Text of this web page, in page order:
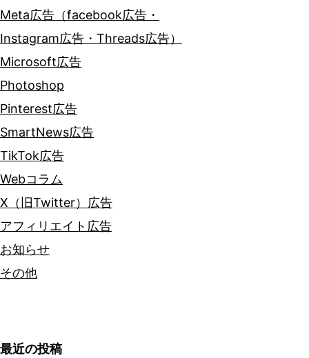
Meta広告（facebook広告・
Instagram広告・Threads広告）
Microsoft広告
Photoshop
Pinterest広告
SmartNews広告
TikTok広告
Webコラム
X（旧Twitter）広告
アフィリエイト広告
お知らせ
その他
最近の投稿